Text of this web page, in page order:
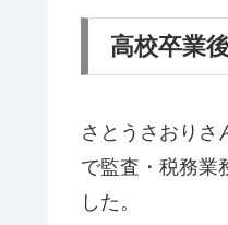
高校卒業
さとうさおりさ
で監査・税務業
した。